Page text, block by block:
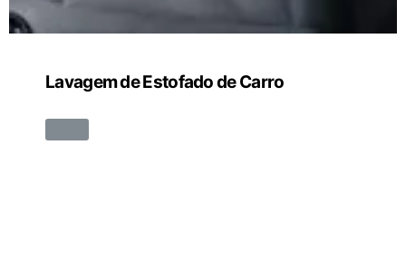
Lavagem de Estofado de Carro